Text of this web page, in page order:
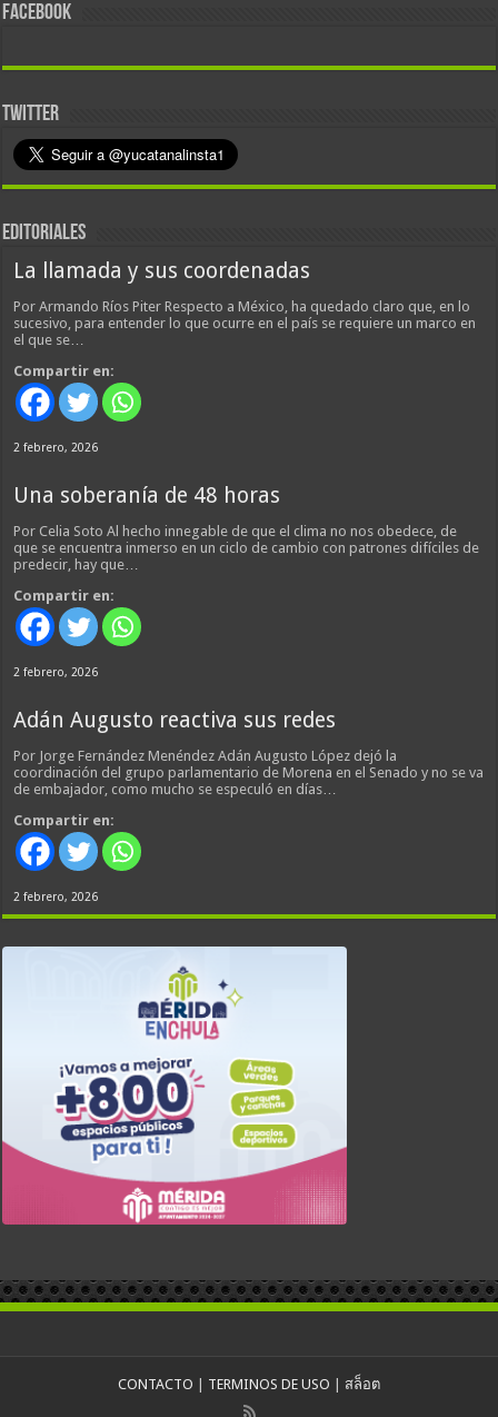
FACEBOOK
TWITTER
EDITORIALES
La llamada y sus coordenadas
Por Armando Ríos Piter Respecto a México, ha quedado claro que, en lo
sucesivo, para entender lo que ocurre en el país se requiere un marco en
el que se…
Compartir en:
2 febrero, 2026
Una soberanía de 48 horas
Por Celia Soto Al hecho innegable de que el clima no nos obedece, de
que se encuentra inmerso en un ciclo de cambio con patrones difíciles de
predecir, hay que…
Compartir en:
2 febrero, 2026
Adán Augusto reactiva sus redes
Por Jorge Fernández Menéndez Adán Augusto López dejó la
coordinación del grupo parlamentario de Morena en el Senado y no se va
de embajador, como mucho se especuló en días…
Compartir en:
2 febrero, 2026
CONTACTO TERMINOS DE USO สล็อต